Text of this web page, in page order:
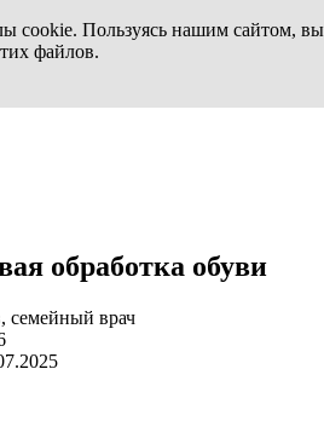
cookie. Пользуясь нашим сайтом, вы
файлов.
обработка обуви
семейный врач